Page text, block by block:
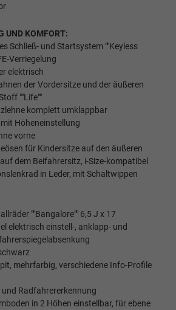
UND KOMFORT:
Schließ- und Startsystem ""Keyless
Verriegelung
elektrisch
der Vordersitze und der äußeren
""Life""
komplett umklappbar
Höheneinstellung
vorne
für Kindersitze auf den äußeren
dem Beifahrersitz, i-Size-kompatibel
in Leder, mit Schaltwippen
""Bangalore"" 6,5 J x 17
elektrisch einstell-, anklapp- und
mehrfarbig, verschiedene Info-Profile
Radfahrererkennung
in 2 Höhen einstellbar, für ebene